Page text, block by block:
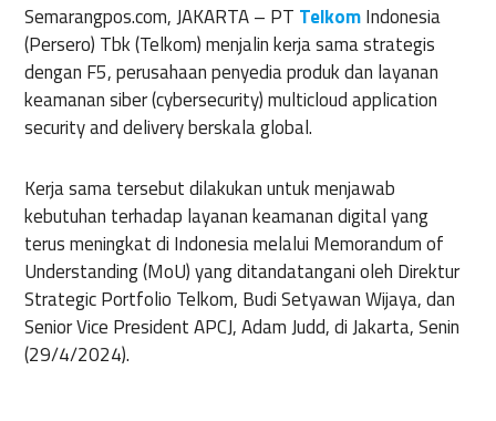
Semarangpos.com, JAKARTA – PT TelkomIndonesia
(Persero) Tbk (Telkom) menjalin kerja sama strategis
dengan F5, perusahaan penyedia produk dan layanan
keamanan siber (cybersecurity) multicloud application
security and delivery berskala global.
Kerja sama tersebut dilakukan untuk menjawab
kebutuhan terhadap layanan keamanan digital yang
terus meningkat di Indonesia melalui Memorandum of
Understanding (MoU) yang ditandatangani oleh Direktur
Strategic Portfolio Telkom, Budi Setyawan Wijaya, dan
Senior Vice President APCJ, Adam Judd, di Jakarta, Senin
(29/4/2024).